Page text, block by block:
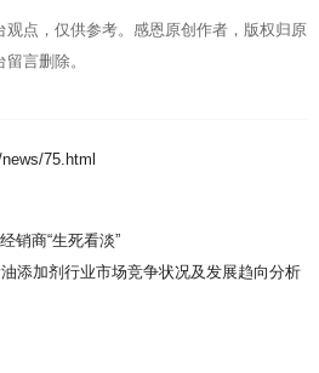
点，仅供参考。感恩原创作者，版权归原
言删除。
75.html
销商“生死看淡”
添加剂行业市场竞争状况及发展趋向分析